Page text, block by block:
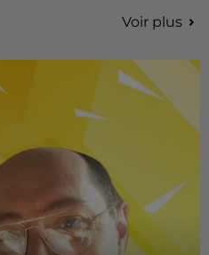
Voir plus